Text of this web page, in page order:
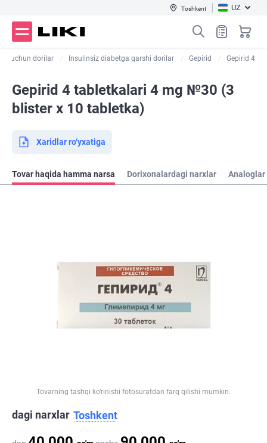
Toshkent UZ
uchun dorilar Insulinsiz diabetga qarshi dorilar Gepirid Gepirid 4
Gepirid 4 tabletkalari 4 mg №30 (3
blister х 10 tabletka)
Xaridlar ro‘yxatiga
Tovar haqida hamma narsa Dorixonalardagi narxlar Analoglar
Tovarning tashqi ko‘rinishi fotosuratdan farq qilishi mumkin.
dagi narxlar Toshkent